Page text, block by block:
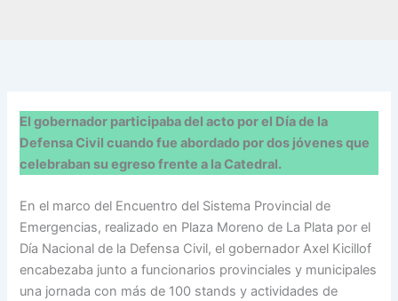
El gobernador participaba del acto por el Día de la
Defensa Civil cuando fue abordado por dos jóvenes que
celebraban su egreso frente a la Catedral.
En el marco del Encuentro del Sistema Provincial de
Emergencias, realizado en Plaza Moreno de La Plata por el
Día Nacional de la Defensa Civil, el gobernador Axel Kicillof
encabezaba junto a funcionarios provinciales y municipales
una jornada con más de 100 stands y actividades de